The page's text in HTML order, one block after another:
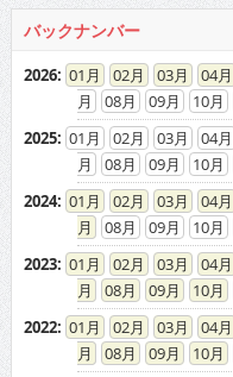
バックナンバー
2026: 01 02 03 04
08
09 10
2025: 01 02 03 04
08
09 10
2024: 01 02 03 04
08
09 10
2023: 01 02 03 04
08
09 10
2022: 01 02 03 04
08
09 10